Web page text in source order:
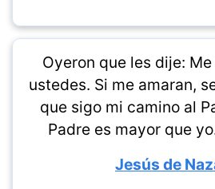
Oyeron que les dije:
ustedes. Si me amaran,
que sigo mi camino al
Padre es mayor que
Jesús de